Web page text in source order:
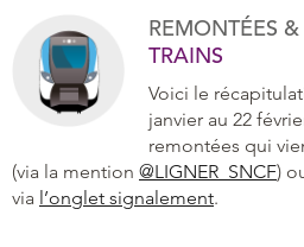
REMONTÉES
TRAINS
Voici le
janvier au 22
remontées qui
(via la mention @LIGNER_SNCF)
via l’onglet signalement.